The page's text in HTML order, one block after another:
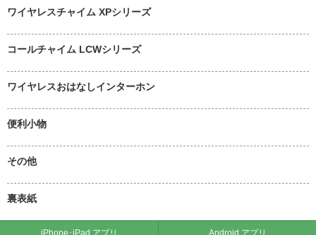
ワイヤレスチャイム XPシリーズ
コールチャイム LCWシリーズ
ワイヤレスおはなしインターホン
便利小物
その他
裏表紙
iPhone･iPad アプリ Android アプリ